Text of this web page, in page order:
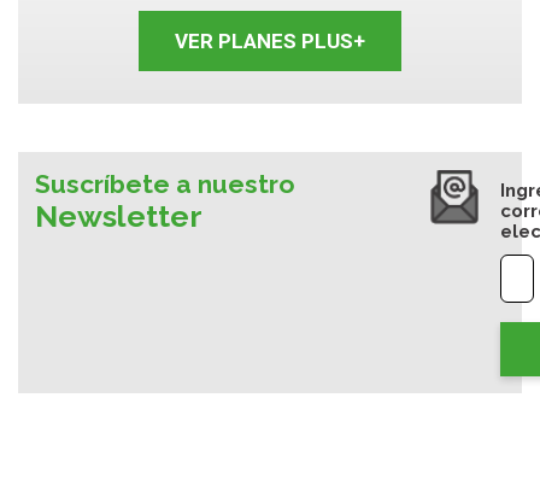
VER PLANES PLUS+
Suscríbete a nuestro
Newsletter